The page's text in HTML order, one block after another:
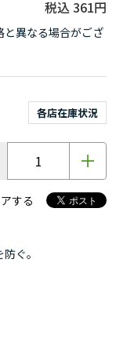
361円
と異なる場合がござ
各店在庫状況
する
ぐ。